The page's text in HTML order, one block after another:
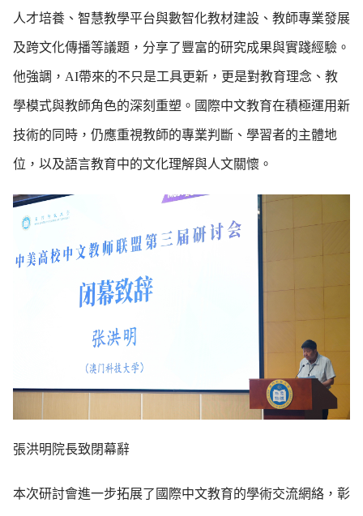
人才培養、智慧教學平台與數智化教材建設、教師專業發展
及跨文化傳播等議題，分享了豐富的研究成果與實踐經驗。
他強調，AI帶來的不只是工具更新，更是對教育理念、教
學模式與教師角色的深刻重塑。國際中文教育在積極運用新
技術的同時，仍應重視教師的專業判斷、學習者的主體地
位，以及語言教育中的文化理解與人文關懷。
張洪明院長致閉幕辭
本次研討會進一步拓展了國際中文教育的學術交流網絡，彰